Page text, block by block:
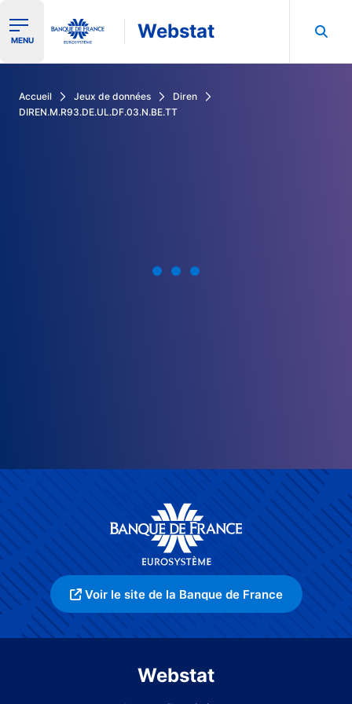
Ouvrir le menu de navigation
MENU Webstat
Accueil Jeux de données
Diren
DIREN.M.R93.DE.UL.DF.03.N.BE.TT
Voir le site de la Banque de France
Webstat